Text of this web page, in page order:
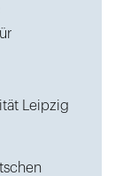
Leipzig